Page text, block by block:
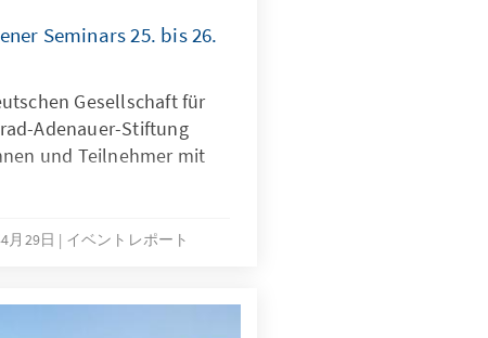
Seminars 25. bis 26.
Gesellschaft für
Adenauer-Stiftung
und Teilnehmer mit
月29日 イベントレポート